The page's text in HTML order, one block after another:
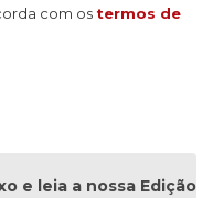
com os termos de
e leia a nossa Edição